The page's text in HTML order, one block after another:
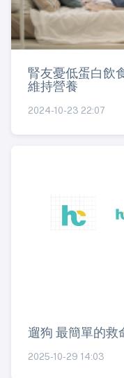
腎友憂低蛋白飲
維持營養
2024-10-23 22:07
遛狗 最簡單的救
2025-10-29 14:03